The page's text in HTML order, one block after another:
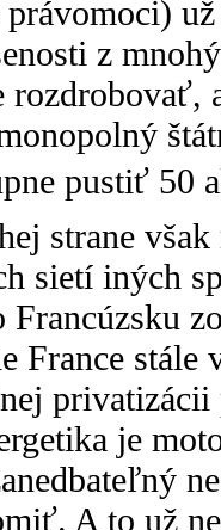
právomoci)
z
rozdrobovať,
pustiť
strane
sietí iných
France stále
je
A to už